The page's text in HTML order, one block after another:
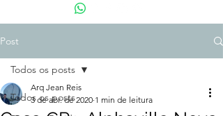
Post
Todos os posts
Todos os posts
Arq Jean Reis
3 de abr. de 2020 1 min de leitura